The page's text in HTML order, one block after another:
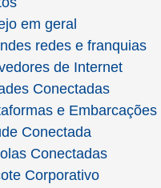
em geral
redes e franquias
de Internet
Conectadas
e Embarcações
Conectada
Conectadas
Corporativo